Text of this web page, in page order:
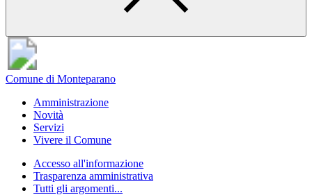
Comune di Monteparano
Amministrazione
Novità
Servizi
Vivere il Comune
Accesso all'informazione
Trasparenza amministrativa
Tutti gli argomenti...